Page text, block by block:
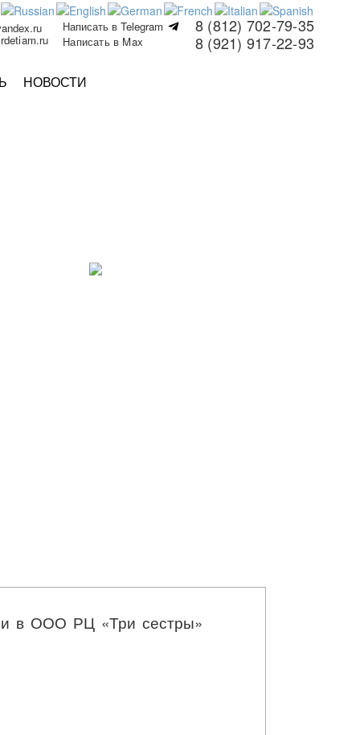
Написать в Telegram
Написать в Max
8 (812) 702-79-35
8 (921) 917-22-93
НОВОСТИ
в ООО РЦ «Три сестры»